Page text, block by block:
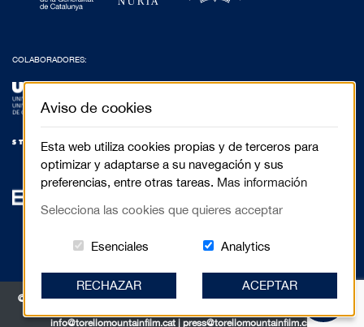
COLABORADORES:
© 2017 Festival de Cinema de Muntanya de Torelló - Anselm Clavé, 5 3r 2a |
info@torellomountainfilm.cat | press@torellomountainfilm.cat
Aviso de cookies
Esta web utiliza cookies propias y de terceros para
optimizar y adaptarse a su navegación y sus
preferencias, entre otras tareas. Mas información
Selecciona las cookies que quieres acceptar
Esenciales Estas cookies són essenciales para
AnalyticsCookies related
RECHAZAR ACEPTAR